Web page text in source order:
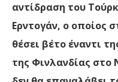
αντίδραση του
Ερντογάν, ο οποίος
θέσει βέτο έναντι
της Φινλανδίας στο